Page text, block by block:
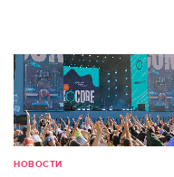
НОВОСТИ